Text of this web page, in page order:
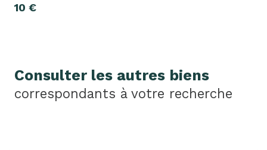
10 €
Consulter les autres biens
correspondants à votre recherche